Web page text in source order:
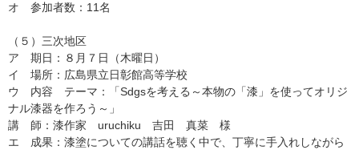
オ 参加者数：11名
（５）三次地区
ア 期日：８月７日（木曜日）
イ 場所：広島県立日彰館高等学校
ウ 内容 テーマ：「Sdgsを考える～本物の「漆」を使ってオリジ
ナル漆器を作ろう～」
講 師：漆作家 uruchiku 吉田 真菜 様
エ 成果：漆塗についての講話を聴く中で、丁寧に手入れしながら